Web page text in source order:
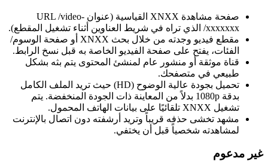
صفحة مشاهدة XNXX القياسية (عنوان URL /video-
xxxxxxx/ الذي تراه في شريط العناوين أثناء تشغيل المقطع).
مقطع فيديو وجدته من خلال بحث XNXX أو صفحة الوسوم/
الفئات، يفتح على صفحة الفيديو الخاصة به قبل نسخ الرابط.
قناة موثقة أو منشور عام لمنشئ المحتوى يتم بثه بشكل
طبيعي في متصفحك.
تحميل بجودة عالية الوضوح (HD) حيث تريد الملف الكامل
بدقة 1080p بدلاً من المعاينة ذات الجودة المنخفضة. يتم
تشغيل XNXX تلقائيًا على بيانات الهاتف المحمول.
مشهد تخشى حذفه قريباً وتريد أرشفته دون اتصال بالإنترنت
لمشاهدته شخصياً قبل أن يختفي.
غير مدعوم